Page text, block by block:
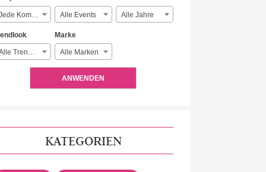
Jede Komplexität Alle Events Alle Jahre
Alle Trendlooks
Marke
Alle Marken
ANWENDEN
KATEGORIEN